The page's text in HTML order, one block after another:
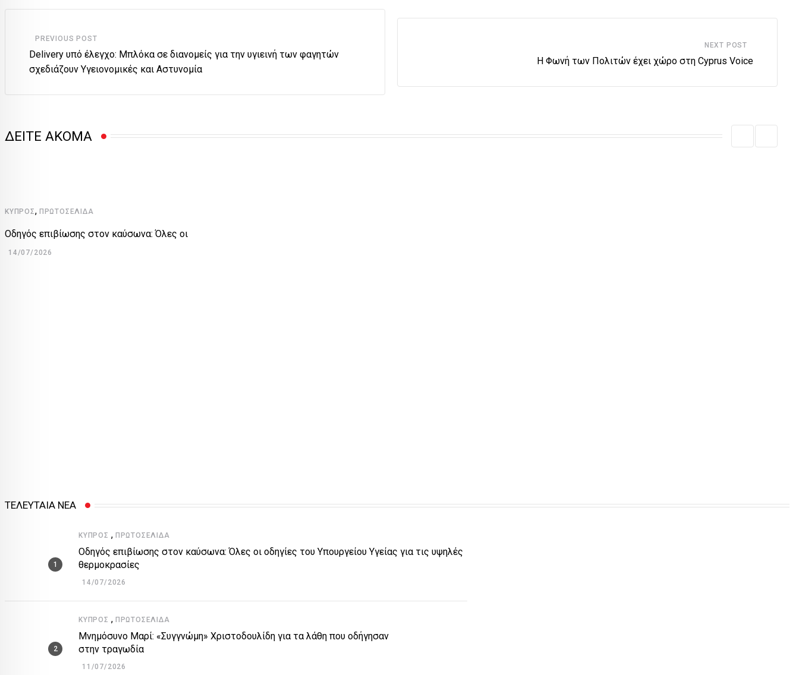
PREVIOUS POST
Delivery υπό έλεγχο: Μπλόκα σε διανομείς για την υγιεινή των φαγητών
σχεδιάζουν Υγειονομικές και Αστυνομία
NEXT POST
Η Φωνή των Πολιτών έχει χώρο στη Cyprus Voice
ΔΕΙΤΕ ΑΚΟΜΑ
ΚΎΠΡΟΣ, ΠΡΩΤΟΣΈΛΙΔΑ
Οδηγός επιβίωσης στον καύσωνα: Όλες οι
14/07/2026
ΤΕΛΕΥΤΑΙΑ ΝΕΑ
ΚΎΠΡΟΣ , ΠΡΩΤΟΣΈΛΙΔΑ
Οδηγός επιβίωσης στον καύσωνα: Όλες οι οδηγίες του Υπουργείου Υγείας για τις υψηλές
θερμοκρασίες
14/07/2026
ΚΎΠΡΟΣ , ΠΡΩΤΟΣΈΛΙΔΑ
Μνημόσυνο Μαρί: «Συγγνώμη» Χριστοδουλίδη για τα λάθη που οδήγησαν
στην τραγωδία
11/07/2026